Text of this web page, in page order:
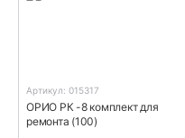
Артикул: 015317
ОРИО РК -8 комплект для
ремонта (100)